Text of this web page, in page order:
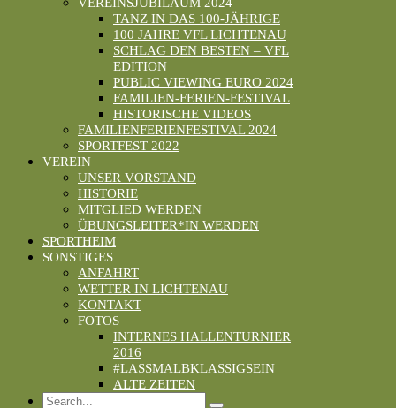
VEREINSJUBILÄUM 2024
TANZ IN DAS 100-JÄHRIGE
100 JAHRE VFL LICHTENAU
SCHLAG DEN BESTEN – VFL
EDITION
PUBLIC VIEWING EURO 2024
FAMILIEN-FERIEN-FESTIVAL
HISTORISCHE VIDEOS
FAMILIENFERIENFESTIVAL 2024
SPORTFEST 2022
VEREIN
UNSER VORSTAND
HISTORIE
MITGLIED WERDEN
ÜBUNGSLEITER*IN WERDEN
SPORTHEIM
SONSTIGES
ANFAHRT
WETTER IN LICHTENAU
KONTAKT
FOTOS
INTERNES HALLENTURNIER
2016
#LASSMALBKLASSIGSEIN
ALTE ZEITEN
Search